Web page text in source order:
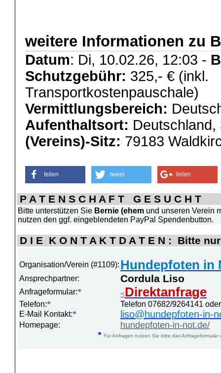
weitere Informationen zu
Datum: Di, 10.02.26, 12:03 -
Schutzgebühr: 325,- € (inkl.
Transportkostenpauschale)
Vermittlungsbereich:
Aufenthaltsort:
(Vereins)-Sitz: 79183
teilen tweet teilen
P A T E N S C H A F T G E S U C H T
Bitte unterstützen Sie Bernie (ehem und unseren Verein
nutzen den ggf. eingeblendeten PayPal Spendenbutton.
D I E K O N T A K T D A T E N : Bitte
Organisation/Verein (#1109): Hundepfoten in
Ansprechpartner: Cordula Liso
Anfrageformular:* <Direktanfrage
Telefon:*
Telefon 07682/9264141
E-Mail Kontakt:* liso@hundepfoten-in-
Homepage: hundepfoten-in-not.de/
* Für Anfragen nutzen Sie bitte das